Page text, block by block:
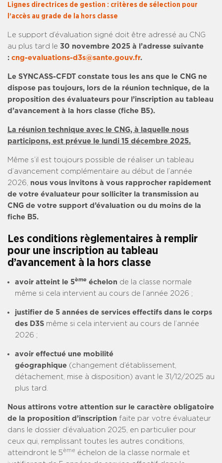
Lignes directrices de gestion : critères de sélection pour
l’accès au grade de la hors classe
Le support d’évaluation signé doit être adressé au CNG
au plus tard le 30 novembre 2025 à l’adresse suivante
: cng-evaluations-d3s@sante.gouv.fr.
Le SYNCASS-CFDT constate tous les ans que le CNG ne
dispose pas toujours, lors de la réunion technique, de la
proposition des évaluateurs pour l’inscription au tableau
d’avancement à la hors classe (fiche B5).
La réunion technique avec le CNG, à laquelle nous
participons, est prévue le lundi 15 décembre 2025.
Même s’il est toujours possible de réaliser un tableau
d’avancement complémentaire au début de l’année
2026, nous vous invitons à vous rapprocher rapidement
de votre évaluateur pour solliciter la transmission au
CNG de votre support d’évaluation ou du moins de la
fiche B5.
Les conditions règlementaires à remplir
pour une inscription au tableau
d’avancement à la hors classe
avoir atteint le 5ème échelon de la classe normale
même si cela intervient au cours de l’année 2026 ;
justifier de 5 années de services effectifs dans le corps
des D3S même si cela intervient au cours de l’année
2026 ;
avoir effectué une mobilité
géographique (changement d’établissement,
détachement, mise à disposition) avant le 31/12/2025 au
plus tard.
Nous attirons votre attention sur le caractère obligatoire
de la proposition d’inscription faite par votre évaluateur
dans le dossier d’évaluation 2025, en particulier pour
ceux qui, remplissant toutes les autres conditions,
atteindront le 5ème échelon de la classe normale et